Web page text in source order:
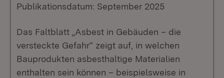
Publikationsdatum: September 2025
Das Faltblatt „Asbest in Gebäuden – die
versteckte Gefahr“ zeigt auf, in welchen
Bauprodukten asbesthaltige Materialien
enthalten sein können – beispielsweise in